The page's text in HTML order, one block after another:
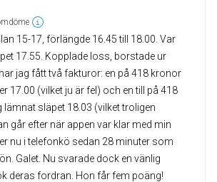
15-17, förlängde 16.45 till 18.00. Var
17.55. Kopplade loss, borstade ur
jag fått två fakturor: en på 418 kronor
17.00 (vilket ju är fel) och en till på 418
släpet 18.03 (vilket troligen
går efter när appen var klar med min
nu i telefonkö sedan 28 minuter som
Galet. Nu svarade dock en vänlig
deras fordran. Hon får fem poäng!